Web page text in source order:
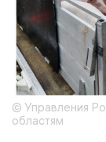
© Управления
областям